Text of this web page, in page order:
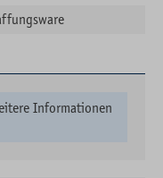
Informationen